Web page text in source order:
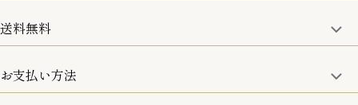
15:00までのご注文は即日発送
お取寄せ商品を除く
送料無料
5,500円(税込)以上で全国送料無料となります。
お支払い方法